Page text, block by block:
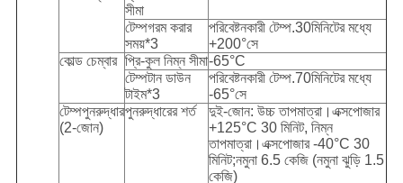
সীমা
টেম্পগরম করার
সময়*3
পরিবেষ্টনকারী টেম্প.30মিনিটের মধ্যে
+200°সে
কোল্ড চেম্বার প্রি-কুল নিম্ন সীমা-65°C
টেম্পটান ডাউন
টাইম*3
পরিবেষ্টনকারী টেম্প.70মিনিটের মধ্যে
-65°সে
টেম্পপুনরুদ্ধার
(2-জোন)
পুনরুদ্ধারের শর্ত
দুই-জোন: উচ্চ তাপমাত্রা।এক্সপোজার
+125°C 30 মিনিট, নিম্ন
তাপমাত্রা।এক্সপোজার -40°C 30
মিনিট;নমুনা 6.5 কেজি (নমুনা ঝুড়ি 1.5
কেজি)